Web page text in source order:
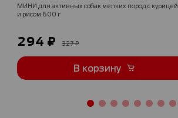
МИНИ для активных собак мелких пород с курицей
и рисом 600 г
294 ₽ 327 ₽
В корзину